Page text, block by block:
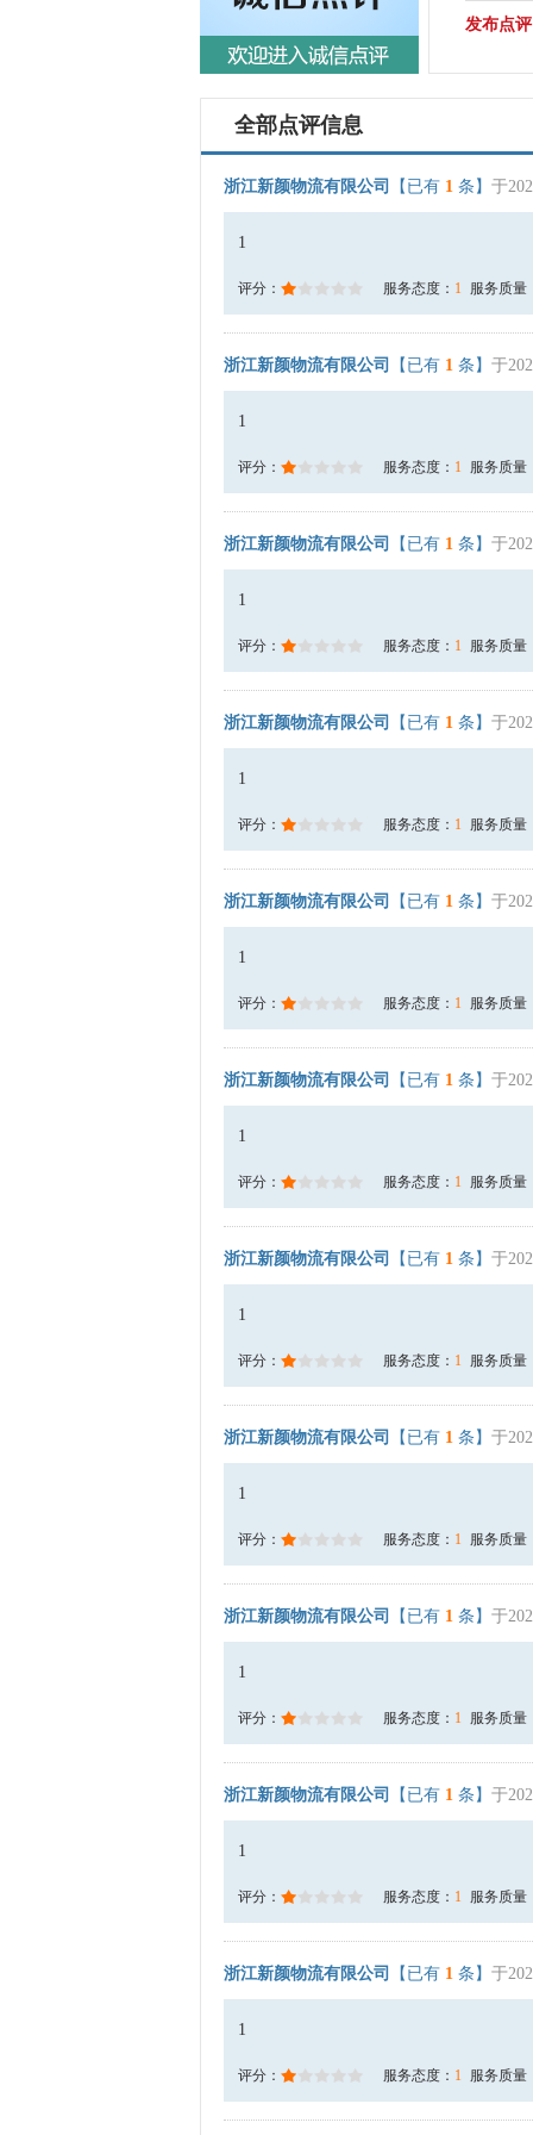
发布点评
全部点评信息
浙江新颜物流有限公司 【已有 1 条】 于
1
评分： 服务态度： 1 服务质量
浙江新颜物流有限公司 【已有 1 条】 于
1
评分： 服务态度： 1 服务质量
浙江新颜物流有限公司 【已有 1 条】 于
1
评分： 服务态度： 1 服务质量
浙江新颜物流有限公司 【已有 1 条】 于
1
评分： 服务态度： 1 服务质量
浙江新颜物流有限公司 【已有 1 条】 于
1
评分： 服务态度： 1 服务质量
浙江新颜物流有限公司 【已有 1 条】 于
1
评分： 服务态度： 1 服务质量
浙江新颜物流有限公司 【已有 1 条】 于
1
评分： 服务态度： 1 服务质量
浙江新颜物流有限公司 【已有 1 条】 于
1
评分： 服务态度： 1 服务质量
浙江新颜物流有限公司 【已有 1 条】 于
1
评分： 服务态度： 1 服务质量
浙江新颜物流有限公司 【已有 1 条】 于
1
评分： 服务态度： 1 服务质量
浙江新颜物流有限公司 【已有 1 条】 于
1
评分： 服务态度： 1 服务质量